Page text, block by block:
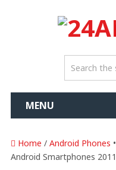
MENU
Home / Android Phones •
Android Smartphones 2011